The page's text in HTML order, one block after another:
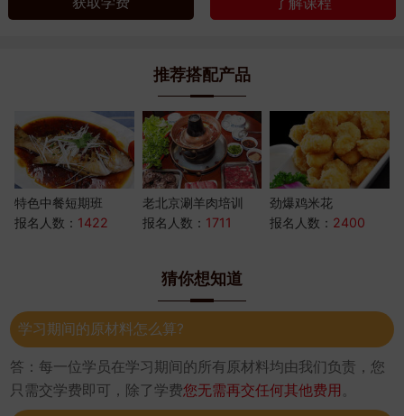
推荐搭配产品
特色中餐短期班
报名人数： 1422
老北京涮羊肉培训
报名人数： 1711
劲爆鸡米花
报名人数： 2400
猜你想知道
学习期间的原材料怎么算?
答：每一位学员在学习期间的所有原材料均由我们负责，您
只需交学费即可，除了学费您无需再交任何其他费用 。